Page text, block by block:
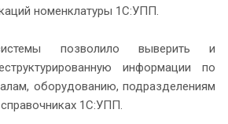
номенклатуры 1С:УПП.
позволило выверить и
информации по
оборудованию, подразделениям
1С:УПП.